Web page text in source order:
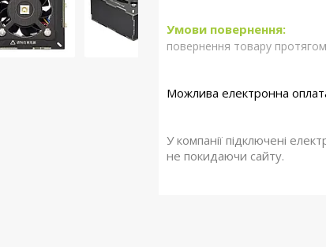
повернення товару
У компанії підключені
не покидаючи сайту.